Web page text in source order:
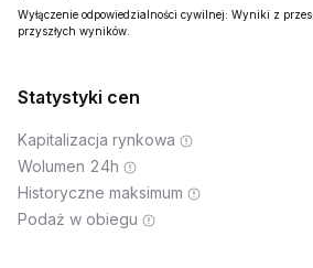
Wyłączenie odpowiedzialności cywilnej: Wyniki z
przyszłych wyników.
Statystyki cen
Kapitalizacja rynkowa
Wolumen 24h
Historyczne maksimum
Podaż w obiegu